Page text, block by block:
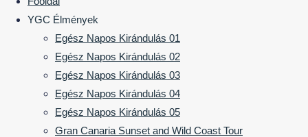
YGC Élmények
Egész Napos Kirándulás 01
Egész Napos Kirándulás 02
Egész Napos Kirándulás 03
Egész Napos Kirándulás 04
Egész Napos Kirándulás 05
Gran Canaria Sunset and Wild Coast Tour
A következő felejthetetlen
KIRUCCANÁSOD
kezdődik!
Üdv, Felfedező!